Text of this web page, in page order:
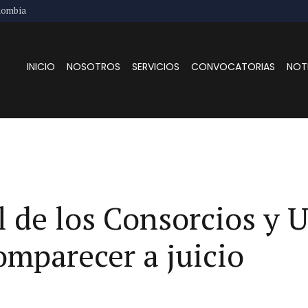
INICIO NOSOTROS SERVICIOS CONVOCATORIAS
de los Consorcios y
a juicio